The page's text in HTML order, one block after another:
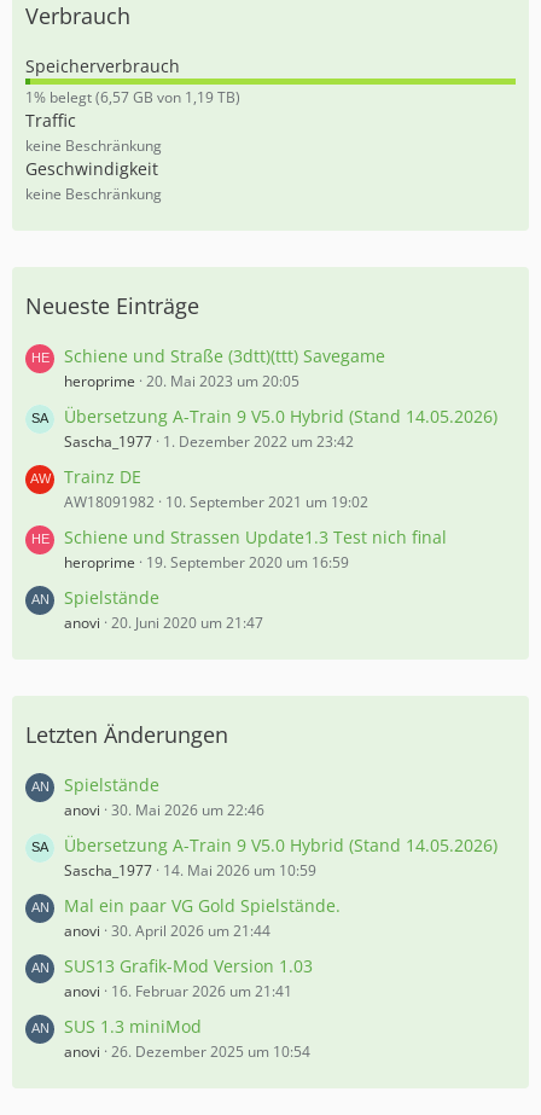
Verbrauch
Speicherverbrauch
0
,
5
5
%
1% belegt (6,57 GB von 1,19 TB)
Traffic
keine Beschränkung
Geschwindigkeit
keine Beschränkung
Neueste Einträge
Schiene und Straße (3dtt)(ttt) Savegame
heroprime 20. Mai 2023 um 20:05
Übersetzung A-Train 9 V5.0 Hybrid (Stand 14.05.2026)
Sascha_1977 1. Dezember 2022 um 23:42
Trainz DE
AW18091982 10. September 2021 um 19:02
Schiene und Strassen Update1.3 Test nich final
heroprime 19. September 2020 um 16:59
Spielstände
anovi 20. Juni 2020 um 21:47
Letzten Änderungen
Spielstände
anovi 30. Mai 2026 um 22:46
Übersetzung A-Train 9 V5.0 Hybrid (Stand 14.05.2026)
Sascha_1977 14. Mai 2026 um 10:59
Mal ein paar VG Gold Spielstände.
anovi 30. April 2026 um 21:44
SUS13 Grafik-Mod Version 1.03
anovi 16. Februar 2026 um 21:41
SUS 1.3 miniMod
anovi 26. Dezember 2025 um 10:54